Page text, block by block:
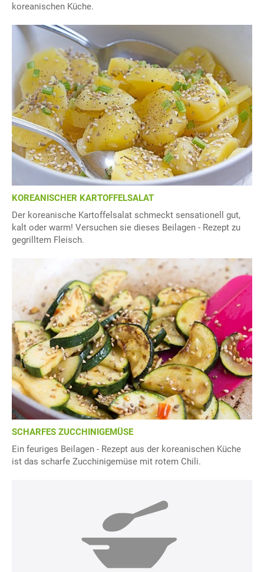
koreanischen Küche.
KOREANISCHER KARTOFFELSALAT
Der koreanische Kartoffelsalat schmeckt sensationell gut,
kalt oder warm! Versuchen sie dieses Beilagen - Rezept zu
gegrilltem Fleisch.
SCHARFES ZUCCHINIGEMÜSE
Ein feuriges Beilagen - Rezept aus der koreanischen Küche
ist das scharfe Zucchinigemüse mit rotem Chili.